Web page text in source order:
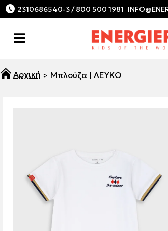
2310686540-3 / 800 500 1981
Μπλούζα | ΛΕΥΚΟ